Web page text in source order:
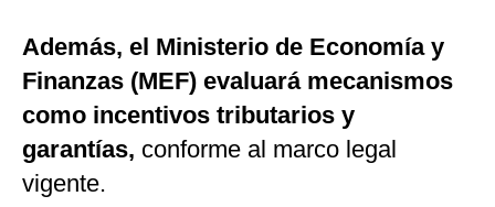
Además, el Ministerio de Economía y
Finanzas (MEF) evaluará mecanismos
como incentivos tributarios y
garantías, conforme al marco legal
vigente.